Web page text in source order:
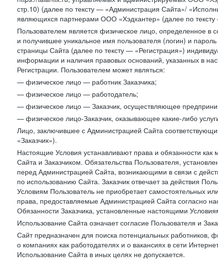
стр.10) (далее по тексту — «Администрация Сайта»/
являющихся партнерами ООО «Хэдхантер» (далее по
Пользователем является физическое лицо, определенное в
и получившее уникальное имя пользователя (логин) и
страницы Сайта (далее по тексту — «Регистрация»)
информации и наличия правовых оснований, указанных в
Регистрации. Пользователем может являться:
— физическое лицо — работник Заказчика;
— физическое лицо — работодатель;
— физическое лицо — Заказчик, осуществляющее
— физическое лицо-Заказчик, оказывающее какие-либо
Лицо, заключившее с Администрацией Сайта
«Заказчик»).
Настоящие Условия устанавливают права и обязанности
Сайта и Заказчиком. Обязательства Пользователя,
перед Администрацией Сайта, возникающими в связи с
по использованию Сайта. Заказчик отвечает за действия
Условиям Пользователь не приобретает самостоятельных
права, предоставляемые Администрацией Сайта согласно
Обязанности Заказчика, установленные настоящими
Использование Сайта означает согласие Пользователя и
Сайт предназначен для поиска потенциальных
о компаниях как работодателях и о вакансиях в сети
Использование Сайта в иных целях не допускается.